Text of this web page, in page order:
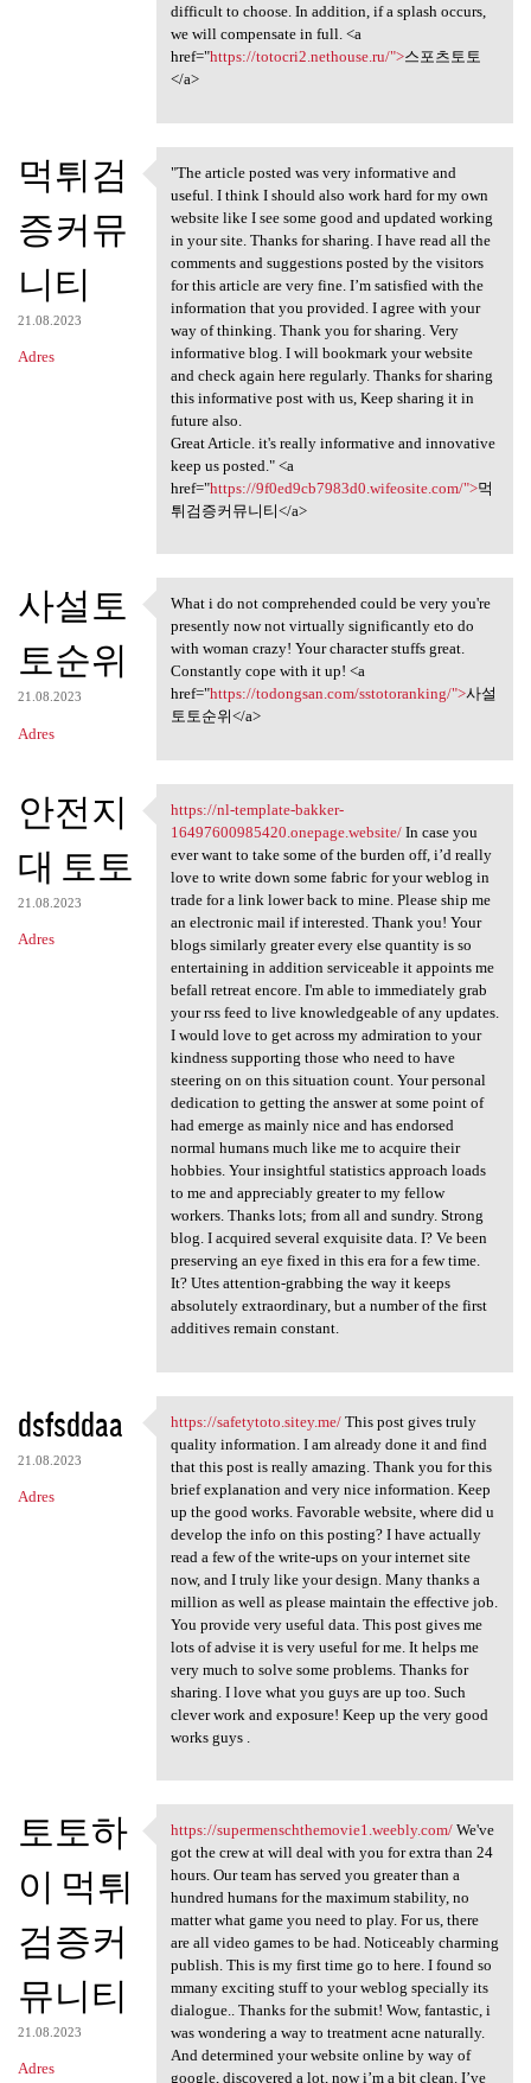
difficult to choose. In addition, if a splash occurs,
we will compensate in full. <a
href="https://totocri2.nethouse.ru/">스포츠토토
</a>
먹튀검
증커뮤
니티
21.08.2023
Adres
"The article posted was very
"The article posted was very informative and
useful. I think I should also work hard for my own
website like I see some good and updated working
in your site. Thanks for sharing. I have read all the
comments and suggestions posted by the visitors
for this article are very fine. I’m satisfied with the
information that you provided. I agree with your
way of thinking. Thank you for sharing. Very
informative blog. I will bookmark your website
and check again here regularly. Thanks for sharing
this informative post with us, Keep sharing it in
future also.
Great Article. it's really informative and innovative
keep us posted." <a
href="https://9f0ed9cb7983d0.wifeosite.com/">먹
튀검증커뮤니티</a>
사설토
토순위
21.08.2023
Adres
What i do not comprehended
What i do not comprehended could be very you're
presently now not virtually significantly eto do
with woman crazy! Your character stuffs great.
Constantly cope with it up! <a
href="https://todongsan.com/sstotoranking/">사설
토토순위</a>
안전지
대 토토
21.08.2023
Adres
https://nl-template-bakker
https://nl-template-bakker-
16497600985420.onepage.website/In case you
ever want to take some of the burden off, i’d really
love to write down some fabric for your weblog in
trade for a link lower back to mine. Please ship me
an electronic mail if interested. Thank you! Your
blogs similarly greater every else quantity is so
entertaining in addition serviceable it appoints me
befall retreat encore. I'm able to immediately grab
your rss feed to live knowledgeable of any updates.
I would love to get across my admiration to your
kindness supporting those who need to have
steering on on this situation count. Your personal
dedication to getting the answer at some point of
had emerge as mainly nice and has endorsed
normal humans much like me to acquire their
hobbies. Your insightful statistics approach loads
to me and appreciably greater to my fellow
workers. Thanks lots; from all and sundry. Strong
blog. I acquired several exquisite data. I? Ve been
preserving an eye fixed in this era for a few time.
It? Utes attention-grabbing the way it keeps
absolutely extraordinary, but a number of the first
additives remain constant.
dsfsddaa
21.08.2023
Adres
https://safetytoto.sitey.me/
https://safetytoto.sitey.me/This post gives truly
quality information. I am already done it and find
that this post is really amazing. Thank you for this
brief explanation and very nice information. Keep
up the good works. Favorable website, where did u
develop the info on this posting? I have actually
read a few of the write-ups on your internet site
now, and I truly like your design. Many thanks a
million as well as please maintain the effective job.
You provide very useful data. This post gives me
lots of advise it is very useful for me. It helps me
very much to solve some problems. Thanks for
sharing. I love what you guys are up too. Such
clever work and exposure! Keep up the very good
works guys .
토토하
이 먹튀
검증커
뮤니티
21.08.2023
Adres
https://supermenschthemovie1
https://supermenschthemovie1.weebly.com/We've
got the crew at will deal with you for extra than 24
hours. Our team has served you greater than a
hundred humans for the maximum stability, no
matter what game you need to play. For us, there
are all video games to be had. Noticeably charming
publish. This is my first time go to here. I found so
mmany exciting stuff to your weblog specially its
dialogue.. Thanks for the submit! Wow, fantastic, i
was wondering a way to treatment acne naturally.
And determined your website online by way of
google, discovered a lot, now i’m a bit clean. I’ve